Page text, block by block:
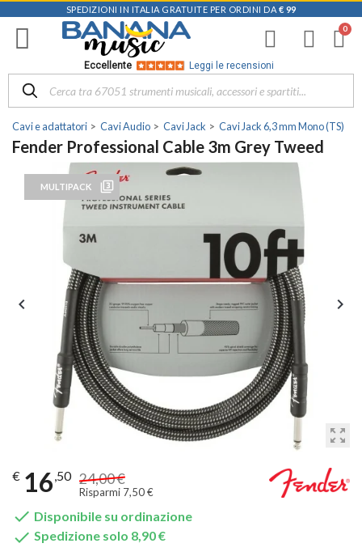
SPEDIZIONI IN ITALIA GRATUITE PER ORDINI DA € 99
Eccellente Leggi le recensioni
Cavi e adattatori Cavi Audio Cavi Jack Cavi Jack 6,3 mm Mono (TS)
Fender Professional Cable 3m Grey Tweed
MULTIPACK filter_3
zoom_out_map
 
€ 16,50 24,00 €
Risparmi 7,50 €
 Disponibile su ordinazione
 Spedizione solo 8,90 €